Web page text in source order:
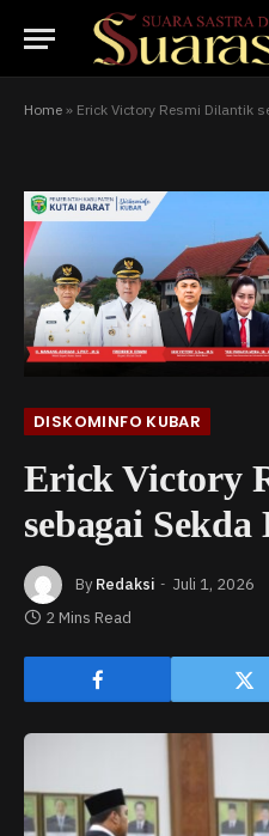
Home » Erick Victory Resmi Dilantik
DISKOMINFO KUBAR
Erick Victory
sebagai
By Redaksi Juli 1, 2026
2 Mins Read